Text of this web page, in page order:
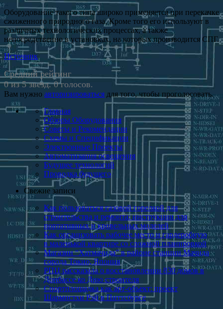
Оборудование такого типа широко применяется при перекачке
сжиженного природного газа. Кроме того его используют в
различных технологических процессах, а также
непосредственно в установках, на которых производится СПГ.
Источник
Средний рейтинг
0 из 5 звезд. 0 голосов.
Вам нужно авторизироваться для того, чтобы проголосовать.
Главная
Обзоры Оборудования
Советы и Рекомендации
Схемы и Спецификации
Электронные Проекты
Автоматизация освещения
Будущее технологий
Проводка будущего
Свежие записи
Как пользоваться газовой горелкой для
строительства и ремонта: инструкции для
портативных и кровельных моделей
Как организовать рабочее место и гардеробную
в маленькой квартире со сложной планировкой
Магазин “Хатмачида” в районе станции Мачида
города Токио, Япония
РПЦ рассказала о восстановлении 830 домов в
Донбассе ко Дню строителя
Спортплощадка как арт-объект: проект
Шармистхи Рэй в Питтсбурге